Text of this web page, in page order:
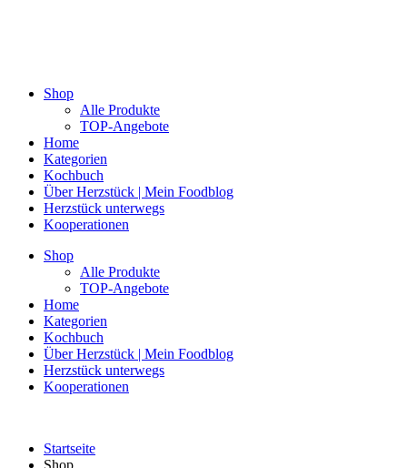
Shop
Alle Produkte
TOP-Angebote
Home
Kategorien
Kochbuch
Über Herzstück | Mein Foodblog
Herzstück unterwegs
Kooperationen
Shop
Alle Produkte
TOP-Angebote
Home
Kategorien
Kochbuch
Über Herzstück | Mein Foodblog
Herzstück unterwegs
Kooperationen
Startseite
Shop